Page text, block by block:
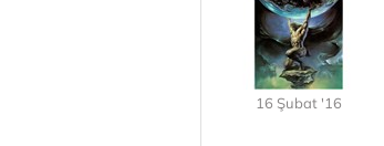
16 Şubat '16